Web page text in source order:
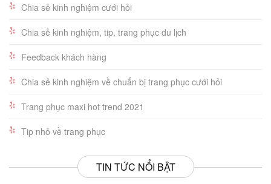
Chia sẻ kinh nghiệm cưới hỏi
Chia sẻ kinh nghiệm, tip, trang phục du lịch
Feedback khách hàng
Chia sẻ kinh nghiệm về chuẩn bị trang phục cưới hỏi
Trang phục maxi hot trend 2021
Tip nhỏ về trang phục
TIN TỨC NỔI BẬT